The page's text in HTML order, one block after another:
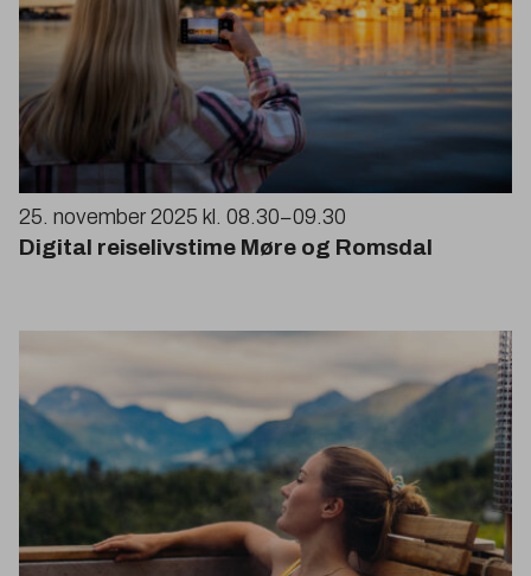
25. november 2025 kl. 08.30−09.30
Digital reiselivstime Møre og Romsdal